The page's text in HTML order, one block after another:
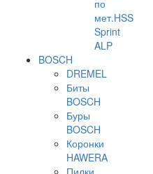
по
мет.HSS
Sprint
ALP
BOSCH
DREMEL
Биты
BOSCH
Буры
BOSCH
Коронки
HAWERA